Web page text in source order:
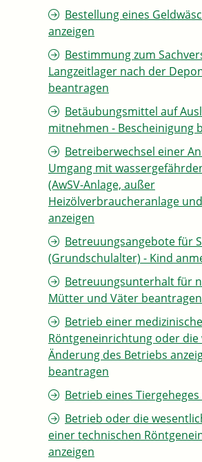
Bestellung eines
anzeigen
Bestimmung zum
Langzeitlager nach der
beantragen
Betäubungsmittel auf
mitnehmen - Bescheinigung
Betreiberwechsel einer
Umgang mit
(AwSV-Anlage, außer
Heizölverbraucheranlage und
anzeigen
Betreuungsangebote für
(Grundschulalter) - Kind
Betreuungsunterhalt für
Mütter und Väter beantragen
Betrieb einer
Röntgeneinrichtung oder die
Änderung des Betriebs
beantragen
Betrieb eines Tiergeheges
Betrieb oder die
einer technischen
anzeigen